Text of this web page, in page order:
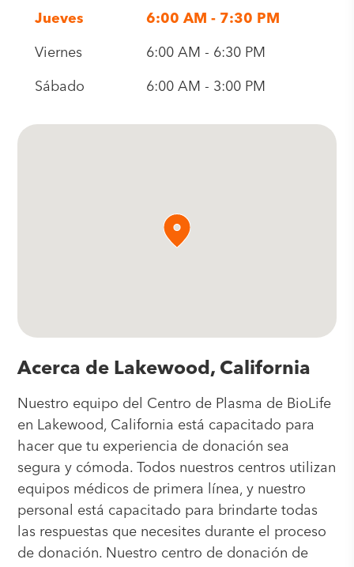
Jueves 6:00 AM - 7:30 PM
Viernes 6:00 AM - 6:30 PM
Sábado 6:00 AM - 3:00 PM
Acerca de Lakewood, California
Nuestro equipo del Centro de Plasma de BioLife
en Lakewood, California está capacitado para
hacer que tu experiencia de donación sea
segura y cómoda. Todos nuestros centros utilizan
equipos médicos de primera línea, y nuestro
personal está capacitado para brindarte todas
las respuestas que necesites durante el proceso
de donación. Nuestro centro de donación de